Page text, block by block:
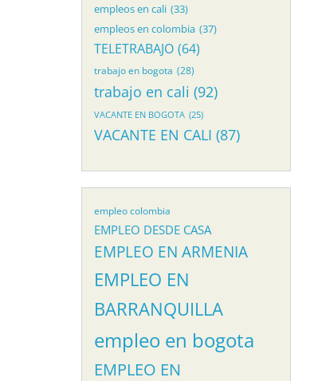
EN CALI
empleos en cali (33)
empleos en colombia (37)
TELETRABAJO (64)
trabajo en bogota (28)
trabajo en cali (92)
VACANTE EN BOGOTA (25)
VACANTE EN CALI (87)
empleo colombia
EMPLEO DESDE CASA
EMPLEO EN ARMENIA
EMPLEO EN
BARRANQUILLA
empleo en bogota
EMPLEO EN